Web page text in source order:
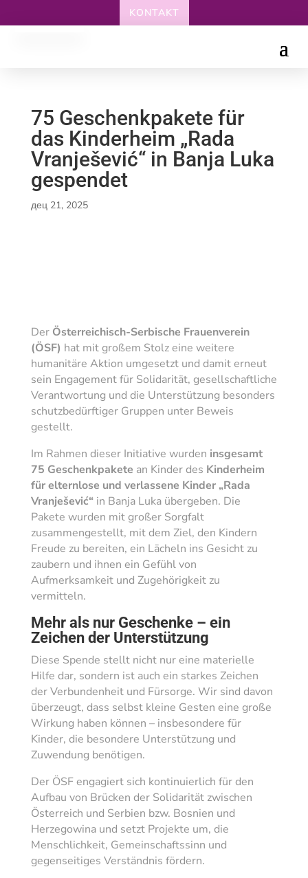
KONTAKT
75 Geschenkpakete für
das Kinderheim „Rada
Vranješević“ in Banja Luka
gespendet
дец 21, 2025
Der Österreichisch-Serbische Frauenverein
(ÖSF) hat mit großem Stolz eine weitere
humanitäre Aktion umgesetzt und damit erneut
sein Engagement für Solidarität, gesellschaftliche
Verantwortung und die Unterstützung besonders
schutzbedürftiger Gruppen unter Beweis
gestellt.
Im Rahmen dieser Initiative wurden insgesamt
75 Geschenkpakete an Kinder des Kinderheim
für elternlose und verlassene Kinder „Rada
Vranješević“in Banja Luka übergeben. Die
Pakete wurden mit großer Sorgfalt
zusammengestellt, mit dem Ziel, den Kindern
Freude zu bereiten, ein Lächeln ins Gesicht zu
zaubern und ihnen ein Gefühl von
Aufmerksamkeit und Zugehörigkeit zu
vermitteln.
Mehr als nur Geschenke – ein
Zeichen der Unterstützung
Diese Spende stellt nicht nur eine materielle
Hilfe dar, sondern ist auch ein starkes Zeichen
der Verbundenheit und Fürsorge. Wir sind davon
überzeugt, dass selbst kleine Gesten eine große
Wirkung haben können – insbesondere für
Kinder, die besondere Unterstützung und
Zuwendung benötigen.
Der ÖSF engagiert sich kontinuierlich für den
Aufbau von Brücken der Solidarität zwischen
Österreich und Serbien bzw. Bosnien und
Herzegowina und setzt Projekte um, die
Menschlichkeit, Gemeinschaftssinn und
gegenseitiges Verständnis fördern.